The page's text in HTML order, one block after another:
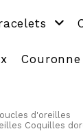
d'oreilles
Coquilles